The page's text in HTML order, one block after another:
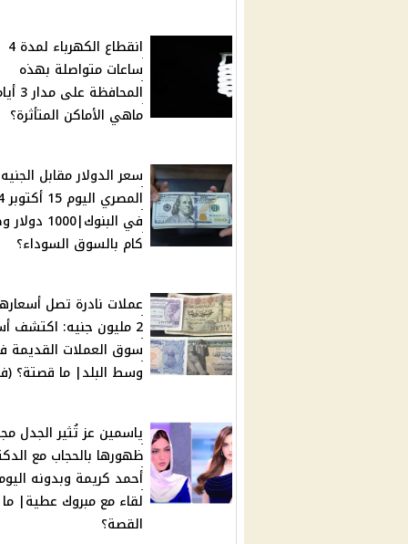
انقطاع الكهرباء لمدة 4
ساعات متواصلة بهذه
ماهي الأماكن المتأثرة؟
سعر الدولار مقابل الجنيه
في البنوك|1000
كام بالسوق السوداء؟
عملات نادرة تصل
2 مليون جنيه: اكتشف
سوق العملات القديمة
وسط البلد| ما قصتة؟
ياسمين عز تُثير الجدل
ظهورها بالحجاب مع
أحمد كريمة وبدونه
لقاء مع مبروك عطية| ما
القصة؟